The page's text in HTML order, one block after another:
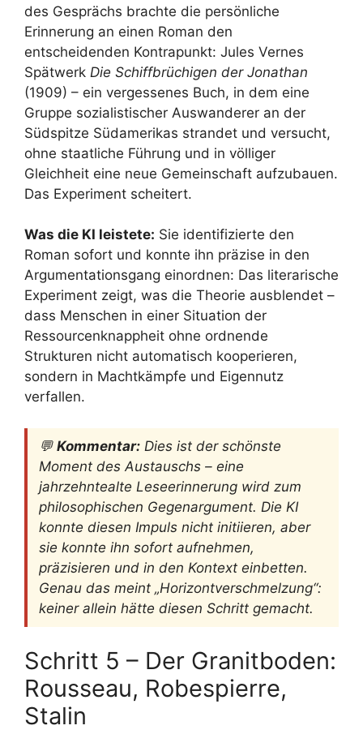
des Gesprächs brachte die persönliche
Erinnerung an einen Roman den
entscheidenden Kontrapunkt: Jules Vernes
Spätwerk Die Schiffbrüchigen der Jonathan
(1909) – ein vergessenes Buch, in dem eine
Gruppe sozialistischer Auswanderer an der
Südspitze Südamerikas strandet und versucht,
ohne staatliche Führung und in völliger
Gleichheit eine neue Gemeinschaft aufzubauen.
Das Experiment scheitert.
Was die KI leistete: Sie identifizierte den
Roman sofort und konnte ihn präzise in den
Argumentationsgang einordnen: Das literarische
Experiment zeigt, was die Theorie ausblendet –
dass Menschen in einer Situation der
Ressourcenknappheit ohne ordnende
Strukturen nicht automatisch kooperieren,
sondern in Machtkämpfe und Eigennutz
verfallen.
💬 Kommentar: Dies ist der schönste
Moment des Austauschs – eine
jahrzehntealte Leseerinnerung wird zum
philosophischen Gegenargument. Die KI
konnte diesen Impuls nicht initiieren, aber
sie konnte ihn sofort aufnehmen,
präzisieren und in den Kontext einbetten.
Genau das meint „Horizontverschmelzung“:
keiner allein hätte diesen Schritt gemacht.
Schritt 5 – Der Granitboden:
Rousseau, Robespierre,
Stalin